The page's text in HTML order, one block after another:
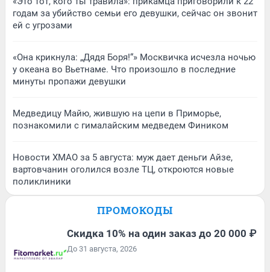
годам за убийство семьи его девушки, сейчас он звонит
ей с угрозами
«Она крикнула: „Дядя Боря!“» Москвичка исчезла ночью
у океана во Вьетнаме. Что произошло в последние
минуты пропажи девушки
Медведицу Майю, жившую на цепи в Приморье,
познакомили с гималайским медведем Фиником
Новости ХМАО за 5 августа: муж дает деньги Айзе,
вартовчанин оголился возле ТЦ, откроются новые
поликлиники
ПРОМОКОДЫ
Скидка 10% на один заказ до 20 000 ₽
До 31 августа, 2026